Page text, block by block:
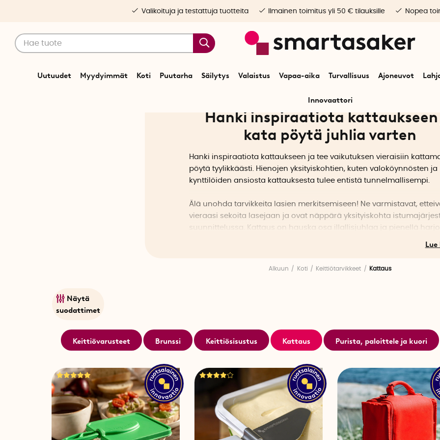
Uutuudet Myydyimmät Koti Puutarha Säilytys Valaistus Vapaa-aika Turvallisuus Ajoneuvot
Innovaattori
Valikoituja ja testattuja tuotteita Ilmainen toimitus yli 50 € tilauksille Nopea
Hanki inspiraatiota
kata pöytä juhlia varten
Hanki inspiraatiota kattaukseen ja tee vaikutuksen vieraisiin
pöytä tyylikkäästi. Hienojen yksityiskohtien, kuten valoköynnösten ja
kynttilöiden ansiosta kattauksesta tulee entistä tunnelmallisempi.
Älä unohda tarvikkeita lasien merkitsemiseen! Ne varmistavat,
vieraasi sekoita lasejaan ja ovat näppärä yksityiskohta
suunnittelussa. Kattaus on hauska osa illallisjuhlaa ja pienellä
Alkuun Koti Keittiötarvikkeet Kattaus
Näytä
suodattimet
Keittiövarusteet Brunssi Keittiösisustus Kattaus Purista, paloittele ja kuori